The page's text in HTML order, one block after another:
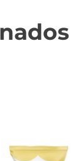
fácil de
com amigos.